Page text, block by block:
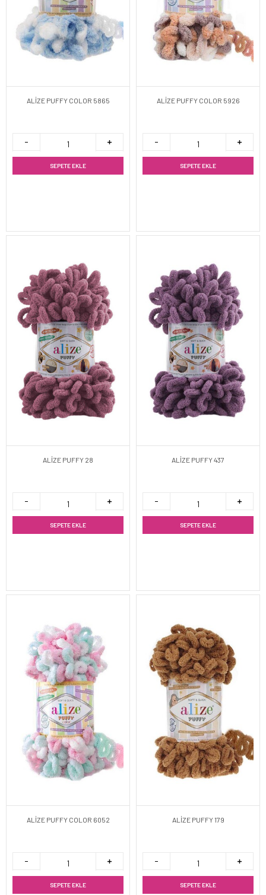
ALİZE PUFFY COLOR 5865
SEPETE EKLE
ALİZE PUFFY COLOR 5926
SEPETE EKLE
ALİZE PUFFY 28
SEPETE EKLE
ALİZE PUFFY 437
SEPETE EKLE
ALİZE PUFFY COLOR 6052
SEPETE EKLE
ALİZE PUFFY 179
SEPETE EKLE